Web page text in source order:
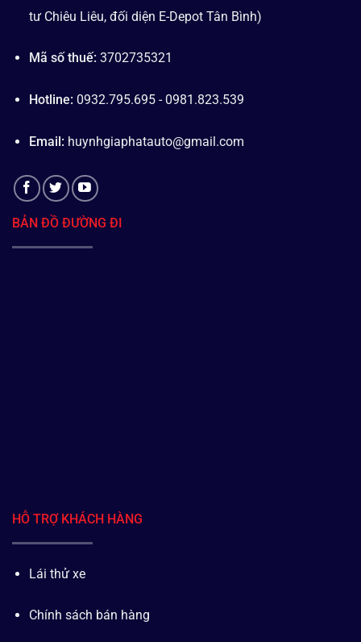
tư Chiêu Liêu, đối diện E-Depot Tân Bình)
Mã số thuế: 3702735321
Hotline: 0932.795.695 - 0981.823.539
Email: huynhgiaphatauto@gmail.com
BẢN ĐỒ ĐƯỜNG ĐI
HỖ TRỢ KHÁCH HÀNG
Lái thử xe
Chính sách bán hàng